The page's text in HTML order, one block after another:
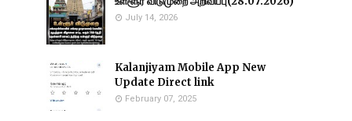
July 14, 2026
Kalanjiyam Mobile App New
Update Direct link
February 07, 2025